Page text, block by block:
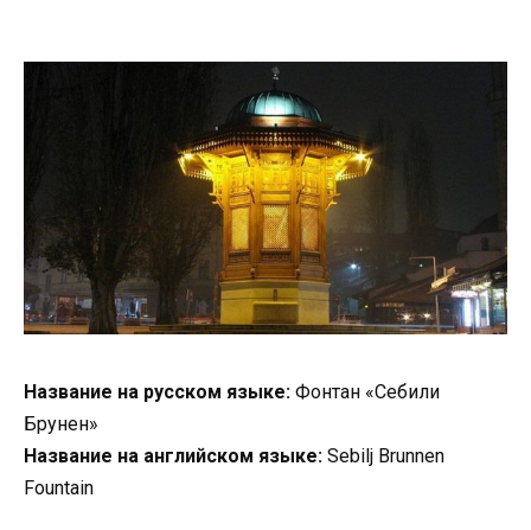
Название на русском языке: Фонтан «Себили
Брунен»
Название на английском языке: Sebilj Brunnen
Fountain